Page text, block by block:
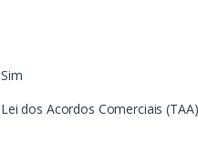
Sim
Lei dos Acordos Comerciais (TAA)